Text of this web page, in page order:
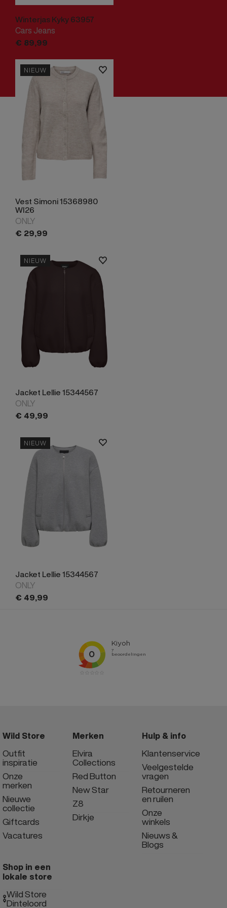
Winterjas Kyky 63957
Cars Jeans
€ 89,99
NIEUW
Vest Simoni 15368980
WI26
ONLY
€ 29,99
NIEUW
Jacket Lellie 15344567
ONLY
€ 49,99
NIEUW
Jacket Lellie 15344567
ONLY
€ 49,99
Wild Store
Outfit
inspiratie
Onze
merken
Nieuwe
collectie
Giftcards
Vacatures
Merken
Elvira
Collections
Red Button
New Star
Z8
Dirkje
Hulp & info
Klantenservice
Veelgestelde
vragen
Retourneren
en ruilen
Onze
winkels
Nieuws &
Blogs
Shop in een
lokale store
Wild Store
Dinteloord